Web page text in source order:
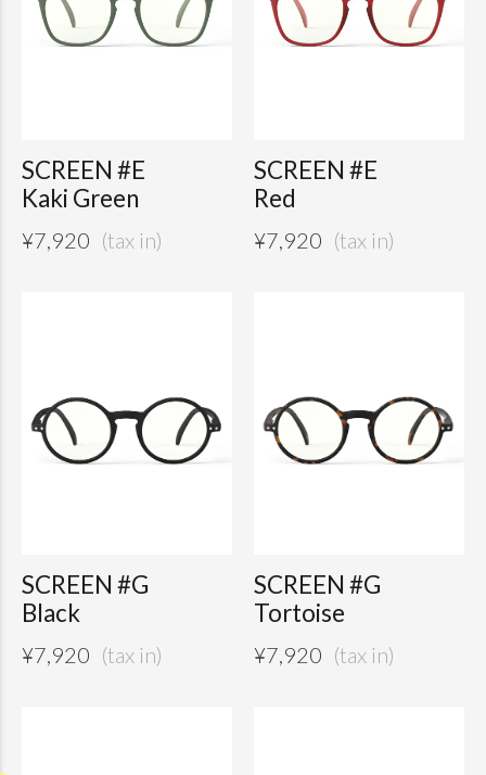
SCREEN #E
Kaki Green
¥7,920
SCREEN #E
Red
¥7,920
SCREEN #G
Black
¥7,920
SCREEN #G
Tortoise
¥7,920